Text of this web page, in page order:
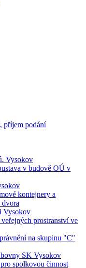
příjem podání
Vysokov
v budově OÚ v
kontejnery a
dvora
Vysokov
prostranství ve
na skupinu "C"
SK Vysokov
spolkovou činnost